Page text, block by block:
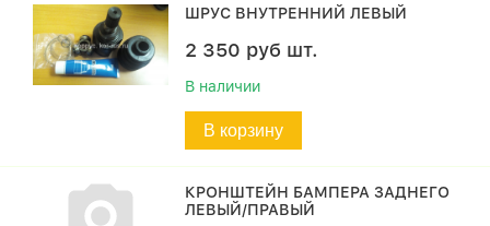
ШРУС ВНУТРЕННИЙ ЛЕВЫЙ
2 350 руб шт.
В наличии
В корзину
КРОНШТЕЙН БАМПЕРА ЗАДНЕГО
ЛЕВЫЙ/ПРАВЫЙ